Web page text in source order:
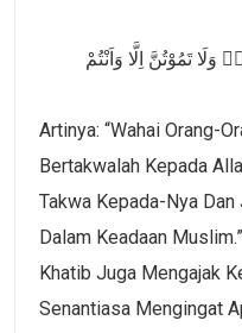
وَلَا تَمُوْتُنَّ اِلَّا وَاَنْتُمْ
Artinya: “Wahai Orang-
Bertakwalah Kepada
Takwa Kepada-Nya
Dalam Keadaan
Khatib Juga Mengajak
Senantiasa Mengingat